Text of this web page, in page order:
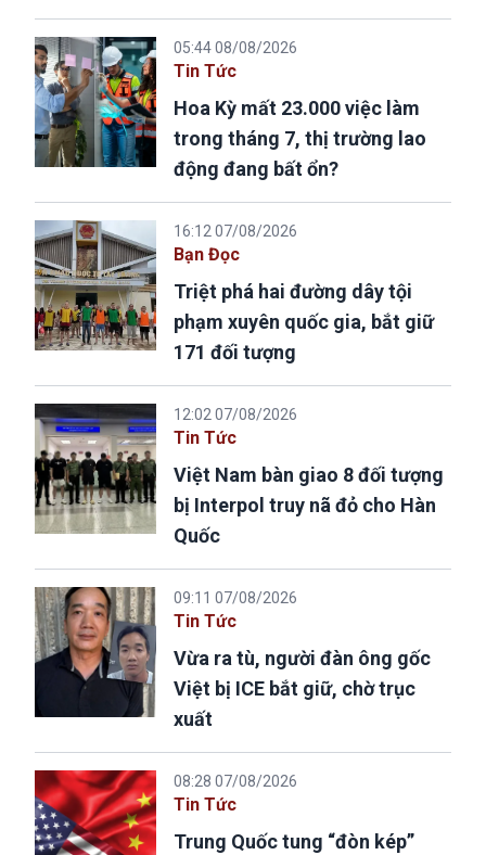
05:44 08/08/2026
Tin Tức
Hoa Kỳ mất 23.000 việc làm
trong tháng 7, thị trường lao
động đang bất ổn?
16:12 07/08/2026
Bạn Đọc
Triệt phá hai đường dây tội
phạm xuyên quốc gia, bắt giữ
171 đối tượng
12:02 07/08/2026
Tin Tức
Việt Nam bàn giao 8 đối tượng
bị Interpol truy nã đỏ cho Hàn
Quốc
09:11 07/08/2026
Tin Tức
Vừa ra tù, người đàn ông gốc
Việt bị ICE bắt giữ, chờ trục
xuất
08:28 07/08/2026
Tin Tức
Trung Quốc tung “đòn kép”